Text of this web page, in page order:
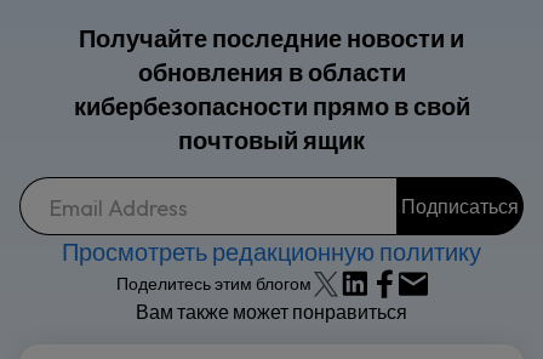
Получайте последние новости и
обновления в области
кибербезопасности прямо в свой
почтовый ящик
Просмотреть редакционную политику
Поделитесь этим блогом
Вам также может понравиться